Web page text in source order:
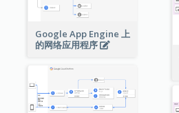
Google App Engine 上
的网络应用程序